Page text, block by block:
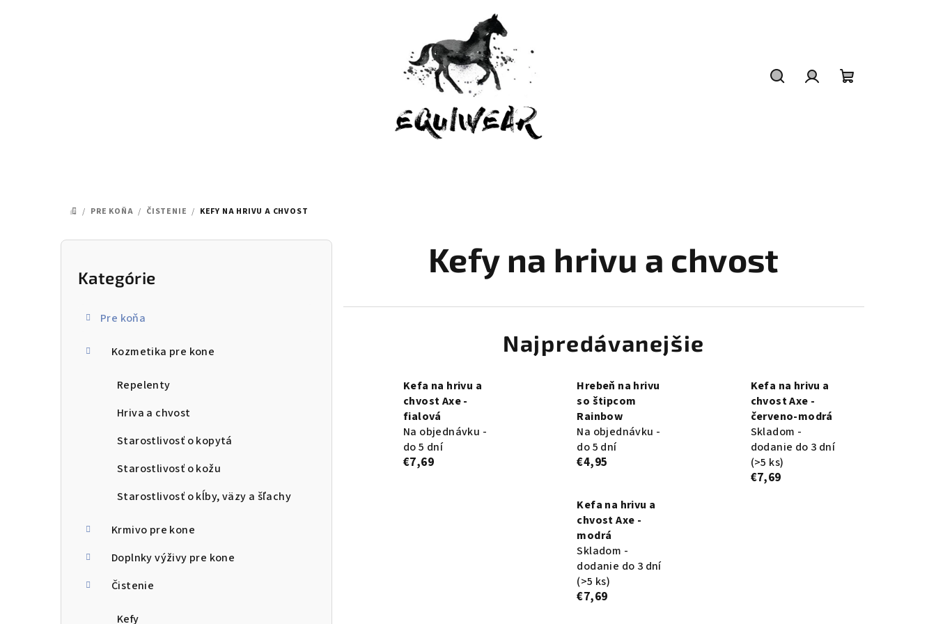
DOMOV
/ PRE KOŇA / ČISTENIE / KEFY NA HRIVU A CHVOST
Preskočiť
kategórie
Kategórie
Pre koňa
Kozmetika pre kone
Repelenty
Hriva a chvost
Starostlivosť o kopytá
Starostlivosť o kožu
Starostlivosť o kĺby, väzy a šľachy
Krmivo pre kone
Doplnky výživy pre kone
Čistenie
Kefy
Kefy na hrivu a chvost
Najpredávanejšie
Kefa na hrivu a
chvost Axe -
fialová
Na objednávku -
do 5 dní
€7,69
Hrebeň na hrivu
so štipcom
Rainbow
Na objednávku -
do 5 dní
€4,95
Kefa na hrivu a
chvost Axe -
červeno-modrá
Skladom -
dodanie do 3 dní
(>5 ks)
€7,69
Kefa na hrivu a
chvost Axe -
modrá
Skladom -
dodanie do 3 dní
(>5 ks)
€7,69